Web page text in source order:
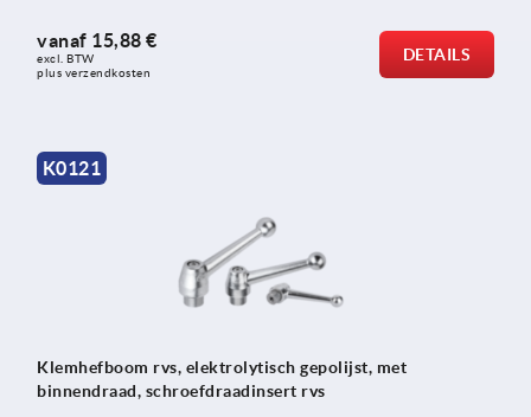
vanaf 15,88 €
excl. BTW
plus verzendkosten
DETAILS
K0121
Klemhefboom rvs, elektrolytisch gepolijst, met
binnendraad, schroefdraadinsert rvs